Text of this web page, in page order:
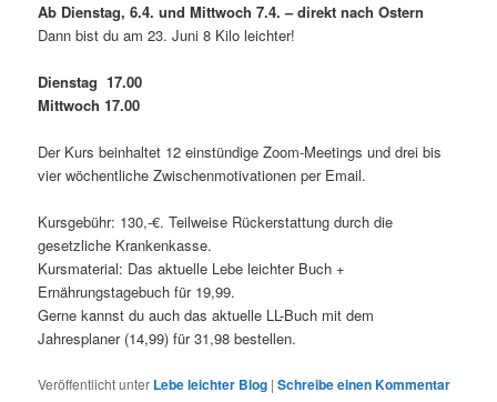
Ab Dienstag, 6.4. und Mittwoch 7.4. – direkt nach Ostern
Dann bist du am 23. Juni 8 Kilo leichter!
Dienstag 17.00
Mittwoch 17.00
Der Kurs beinhaltet 12 einstündige Zoom-Meetings und drei bis
vier wöchentliche Zwischenmotivationen per Email.
Kursgebühr: 130,-€. Teilweise Rückerstattung durch die
gesetzliche Krankenkasse.
Kursmaterial: Das aktuelle Lebe leichter Buch +
Ernährungstagebuch für 19,99.
Gerne kannst du auch das aktuelle LL-Buch mit dem
Jahresplaner (14,99) für 31,98 bestellen.
Veröffentlicht unter Lebe leichter Blog |Schreibe einen Kommentar